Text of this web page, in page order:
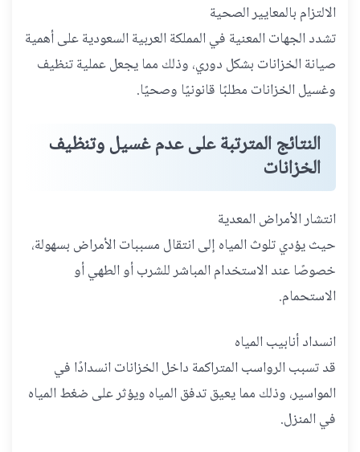
الالتزام بالمعايير الصحية
تشدد الجهات المعنية في المملكة العربية السعودية على أهمية
صيانة الخزانات بشكل دوري، وذلك مما يجعل عملية تنظيف
وغسيل الخزانات مطلبًا قانونيًا وصحيًا.
النتائج المترتبة على عدم غسيل وتنظيف
الخزانات
انتشار الأمراض المعدية
حيث يؤدي تلوث المياه إلى انتقال مسببات الأمراض بسهولة،
خصوصًا عند الاستخدام المباشر للشرب أو الطهي أو
الاستحمام.
انسداد أنابيب المياه
قد تسبب الرواسب المتراكمة داخل الخزانات انسدادًا في
المواسير، وذلك مما يعيق تدفق المياه ويؤثر على ضغط المياه
في المنزل.